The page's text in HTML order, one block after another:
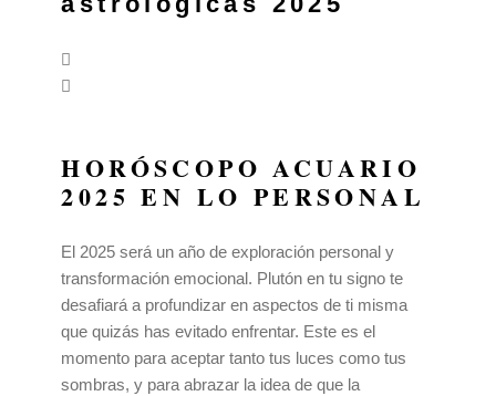
HORÓSCOPO ACUARIO
2025 EN LO PERSONAL
El 2025 será un año de exploración personal y
transformación emocional. Plutón en tu signo te
desafiará a profundizar en aspectos de ti misma
que quizás has evitado enfrentar. Este es el
momento para aceptar tanto tus luces como tus
sombras, y para abrazar la idea de que la